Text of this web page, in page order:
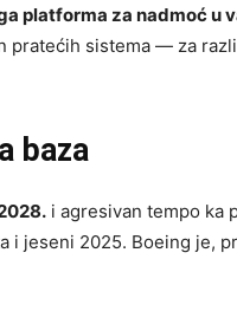
platforma za nadmoć u
pratećih sistema — za
baza
i agresivan tempo ka
i jeseni 2025. Boeing je,